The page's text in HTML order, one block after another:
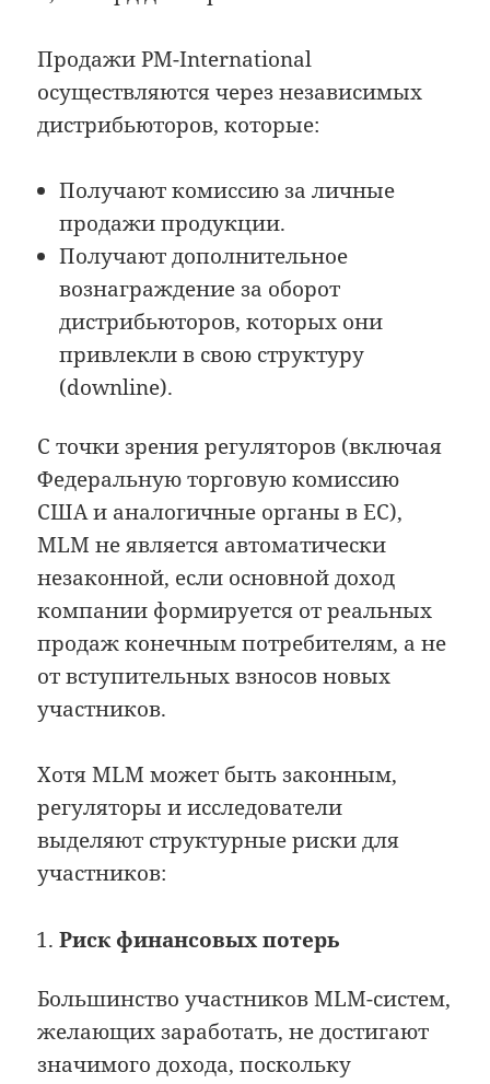
Продажи PM-International
осуществляются через независимых
дистрибьюторов, которые:
Получают комиссию за личные
продажи продукции.
Получают дополнительное
вознаграждение за оборот
дистрибьюторов, которых они
привлекли в свою структуру
(downline).
С точки зрения регуляторов (включая
Федеральную торговую комиссию
США и аналогичные органы в ЕС),
MLM не является автоматически
незаконной, если основной доход
компании формируется от реальных
продаж конечным потребителям, а не
от вступительных взносов новых
участников.
Хотя MLM может быть законным,
регуляторы и исследователи
выделяют структурные риски для
участников:
Риск финансовых потерь
Большинство участников MLM-систем,
желающих заработать, не достигают
значимого дохода, поскольку